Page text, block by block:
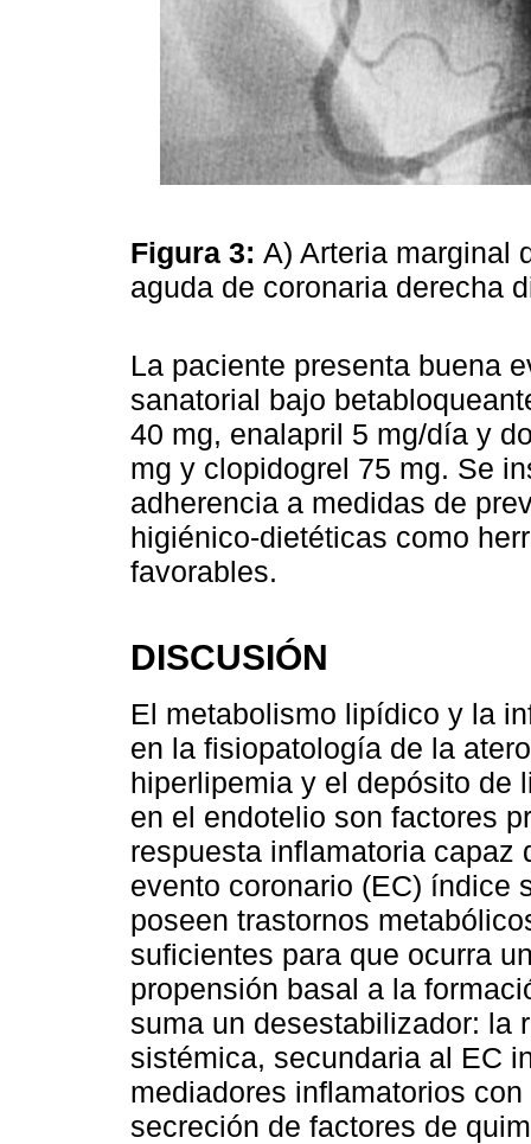
Figura 3: A) Arteria marginal
aguda de coronaria derecha
La paciente presenta buena
sanatorial bajo
40 mg, enalapril 5 mg/día y
mg y clopidogrel 75 mg. Se
adherencia a medidas de
higiénico-dietéticas como
favorables.
DISCUSIÓN
El metabolismo lipídico y la
en la fisiopatología de la
hiperlipemia y el depósito de
en el endotelio son factores
respuesta inflamatoria
evento coronario (EC) índice
poseen trastornos
suficientes para que ocurra
propensión basal a la
suma un desestabilizador: la
sistémica, secundaria al EC
mediadores inflamatorios
secreción de factores de